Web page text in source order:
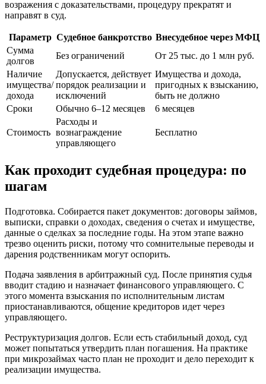
возражения с доказательствами, процедуру прекратят и
направят в суд.
Параметр Судебное банкротство Внесудебное через МФЦ
Сумма
долгов
Без ограничений
От 25 тыс. до 1 млн руб.
Наличие
имущества/
дохода
Допускается, действует
порядок реализации и
исключений
Имущества и дохода,
пригодных к взысканию,
быть не должно
Сроки
Обычно 6–12 месяцев 6 месяцев
Стоимость
Расходы и
вознаграждение
управляющего
Бесплатно
Как проходит судебная процедура: по
шагам
Подготовка. Собирается пакет документов: договоры займов,
выписки, справки о доходах, сведения о счетах и имуществе,
данные о сделках за последние годы. На этом этапе важно
трезво оценить риски, потому что сомнительные переводы и
дарения родственникам могут оспорить.
Подача заявления в арбитражный суд. После принятия судья
вводит стадию и назначает финансового управляющего. С
этого момента взыскания по исполнительным листам
приостанавливаются, общение кредиторов идет через
управляющего.
Реструктуризация долгов. Если есть стабильный доход, суд
может попытаться утвердить план погашения. На практике
при микрозаймах часто план не проходит и дело переходит к
реализации имущества.